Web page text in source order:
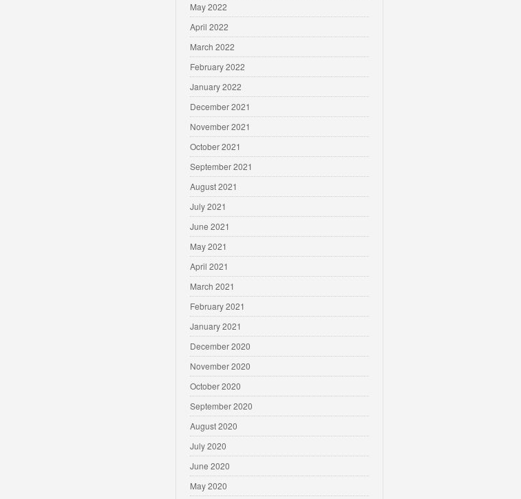
May 2022
April 2022
March 2022
February 2022
January 2022
December 2021
November 2021
October 2021
September 2021
August 2021
July 2021
June 2021
May 2021
April 2021
March 2021
February 2021
January 2021
December 2020
November 2020
October 2020
September 2020
August 2020
July 2020
June 2020
May 2020